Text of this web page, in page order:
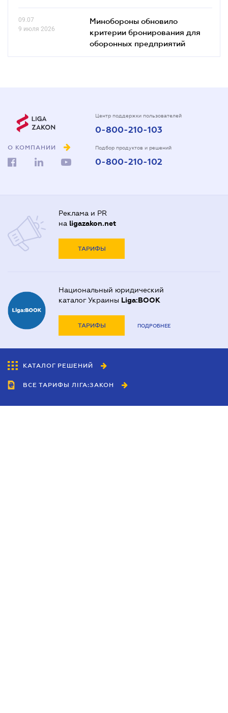
09.07
9 июля 2026
Минобороны обновило
критерии бронирования для
оборонных предприятий
О КОМПАНИИ
Центр поддержки пользователей
0-800-210-103
Подбор продуктов и решений
0-800-210-102
Реклама и PR
на ligazakon.net
ТАРИФЫ
Национальный юридический
каталог Украины Liga:BOOK
ТАРИФЫ ПОДРОБНЕЕ
КАТАЛОГ РЕШЕНИЙ
ВСЕ ТАРИФЫ ЛІГА:ЗАКОН